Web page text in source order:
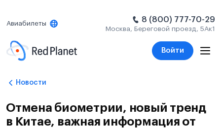
Авиабилеты 8 (800) 777-70-29
Москва, Береговой проезд, 5Ак1
Войти
Новости
Отмена биометрии, новый тренд
в Китае, важная информация от